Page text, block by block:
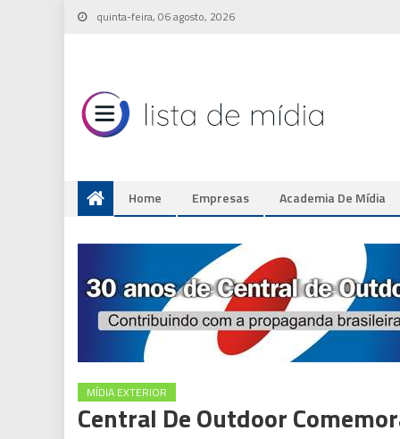
Skip
quinta-feira, 06 agosto, 2026
Home Empresas Academia De Mídia
MÍDIA EXTERIOR
Central De Outdoor